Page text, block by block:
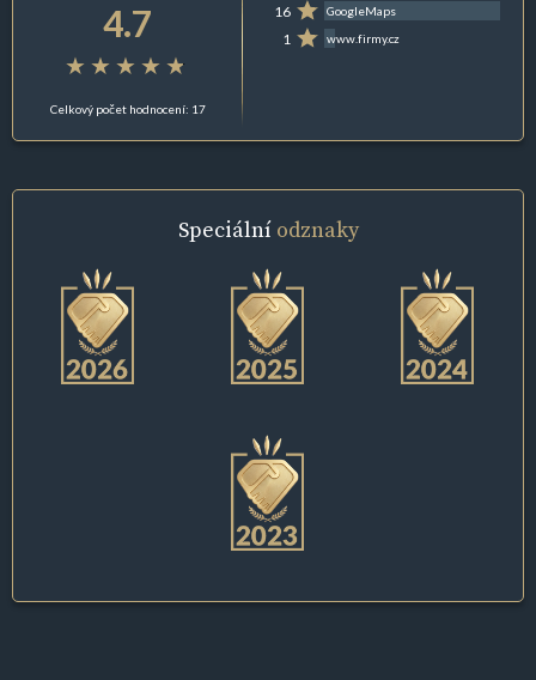
4.7
Celkový počet hodnocení: 17
16 GoogleMaps
1 www.firmy.cz
Speciální odznaky